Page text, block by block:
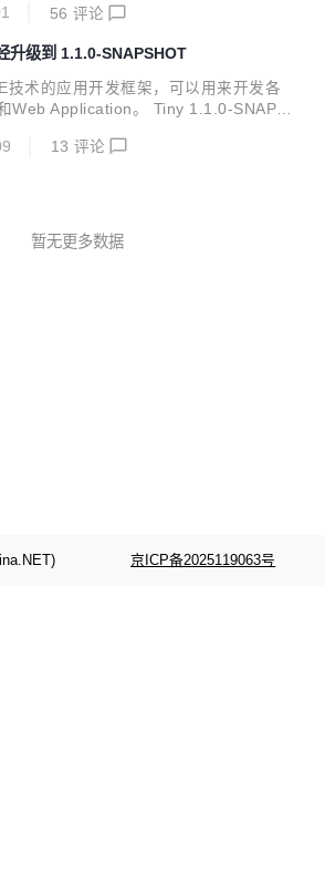
提交PullRequest，感谢所...
升系统的处理能力 它的工具已经非常强
件还是UI组件，还是UI组件包等等都是
世界中Web工程只是个集合，除了配
应该有其它东西 支持水平扩展，同时
行 开始团队由金字塔向哑铃型转变，高
大多数情况下，要做的只是依赖，而不需
56 评论
级到 1.1.0-SNAPSHOT
技术的应用开发框架，可以用来开发各
Web Application。 Tiny 1.1.0-SNAPS
的Schema定义文件 增加DBF文件读
持的异常提示信息 - 添加日志信息 - lin
13 评论
暂无更多数据
京ICP备2025119063号